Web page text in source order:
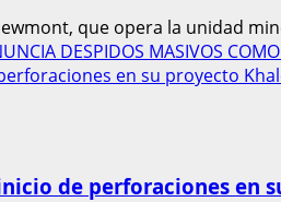
que opera la unidad
DESPIDOS MASIVOS
en su proyecto
de perforaciones en